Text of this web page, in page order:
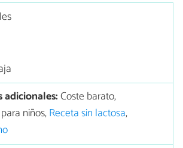
adicionales:Coste barato,
niños,Receta sin lactosa,